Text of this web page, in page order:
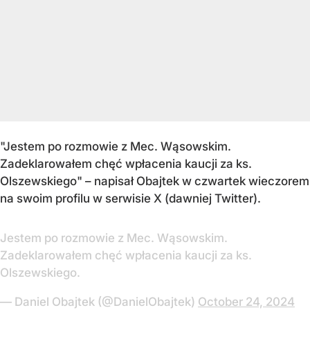
"Jestem po rozmowie z Mec. Wąsowskim.
Zadeklarowałem chęć wpłacenia kaucji za ks.
Olszewskiego" – napisał Obajtek w czwartek wieczorem
na swoim profilu w serwisie X (dawniej Twitter).
Jestem po rozmowie z Mec. Wąsowskim.
Zadeklarowałem chęć wpłacenia kaucji za ks.
Olszewskiego.
— Daniel Obajtek (@DanielObajtek) October 24, 2024